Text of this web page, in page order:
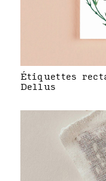
Étiquettes
Dellus